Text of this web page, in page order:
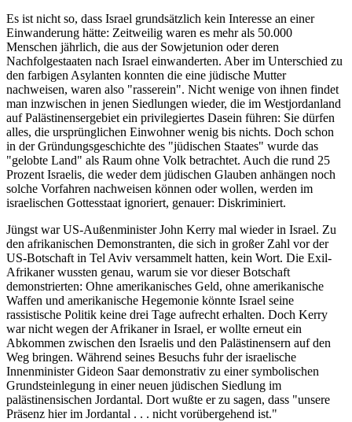
Es ist nicht so, dass Israel grundsätzlich kein Interesse an einer
Einwanderung hätte: Zeitweilig waren es mehr als 50.000
Menschen jährlich, die aus der Sowjetunion oder deren
Nachfolgestaaten nach Israel einwanderten. Aber im Unterschied zu
den farbigen Asylanten konnten die eine jüdische Mutter
nachweisen, waren also "rasserein". Nicht wenige von ihnen findet
man inzwischen in jenen Siedlungen wieder, die im Westjordanland
auf Palästinensergebiet ein privilegiertes Dasein führen: Sie dürfen
alles, die ursprünglichen Einwohner wenig bis nichts. Doch schon
in der Gründungsgeschichte des "jüdischen Staates" wurde das
"gelobte Land" als Raum ohne Volk betrachtet. Auch die rund 25
Prozent Israelis, die weder dem jüdischen Glauben anhängen noch
solche Vorfahren nachweisen können oder wollen, werden im
israelischen Gottesstaat ignoriert, genauer: Diskriminiert.
Jüngst war US-Außenminister John Kerry mal wieder in Israel. Zu
den afrikanischen Demonstranten, die sich in großer Zahl vor der
US-Botschaft in Tel Aviv versammelt hatten, kein Wort. Die Exil-
Afrikaner wussten genau, warum sie vor dieser Botschaft
demonstrierten: Ohne amerikanisches Geld, ohne amerikanische
Waffen und amerikanische Hegemonie könnte Israel seine
rassistische Politik keine drei Tage aufrecht erhalten. Doch Kerry
war nicht wegen der Afrikaner in Israel, er wollte erneut ein
Abkommen zwischen den Israelis und den Palästinensern auf den
Weg bringen. Während seines Besuchs fuhr der israelische
Innenminister Gideon Saar demonstrativ zu einer symbolischen
Grundsteinlegung in einer neuen jüdischen Siedlung im
palästinensischen Jordantal. Dort wußte er zu sagen, dass "unsere
Präsenz hier im Jordantal . . . nicht vorübergehend ist."